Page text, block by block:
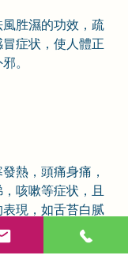
胜濕的功效，疏
症状，使人體正
。
熱，頭痛身痛，
咳嗽等症状，且
現，如舌苔白腻
较好的治療作